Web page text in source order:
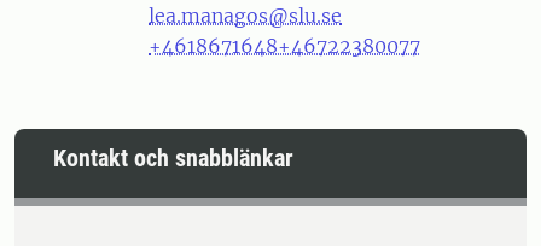
lea.managos@slu.se
+4618671648+46722380077
Kontakt och snabblänkar